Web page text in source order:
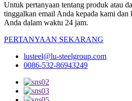
Untuk pertanyaan tentang produk atau
tinggalkan email Anda kepada kami dan
Anda dalam waktu 24 jam.
PERTANYAAN SEKARANG
lusteel@lu-steelgroup.com
0086-532-86943249